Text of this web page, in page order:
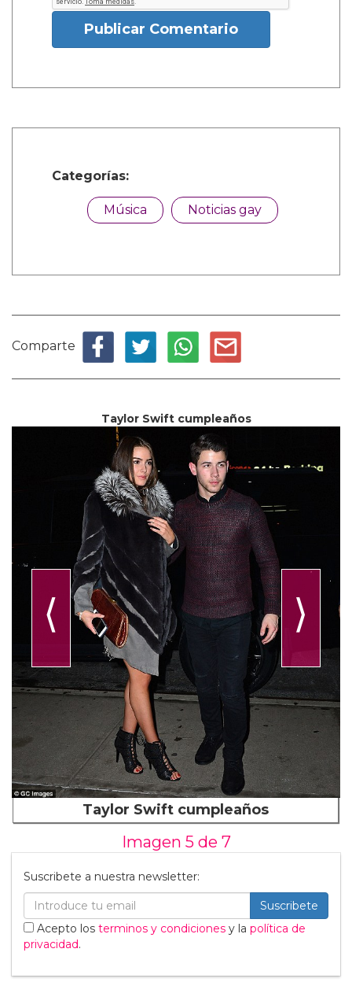
Publicar Comentario
Categorías:
Música Noticias gay
Comparte
Taylor Swift cumpleaños
⟨ ⟩
Taylor Swift cumpleaños
Imagen 5 de 7
Suscribete a nuestra newsletter:
Suscribete
Acepto los terminos y condiciones y la política de
privacidad.